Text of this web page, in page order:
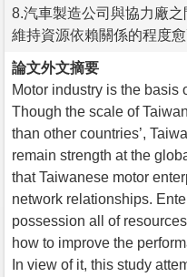
8.汽車製造公司與協力廠
維持資源依賴關係的程度愈
論文外文摘要
Motor industry is the basis
Though the scale of
than other countries’,
remain strength at the
that Taiwanese motor
network relationships.
possession all of
how to improve the
In view of it, this study